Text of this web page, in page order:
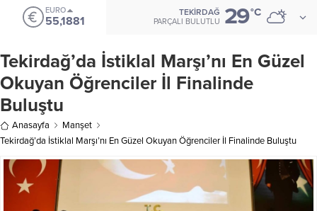
EURO
55,1881
TEKIRDAĞ
PARÇALI BULUTLU 29°C
Tekirdağ’da İstiklal Marşı’nı En Güzel
Okuyan Öğrenciler İl Finalinde
Buluştu
Anasayfa
Manşet
Tekirdağ’da İstiklal Marşı’nı En Güzel Okuyan Öğrenciler İl Finalinde Buluştu